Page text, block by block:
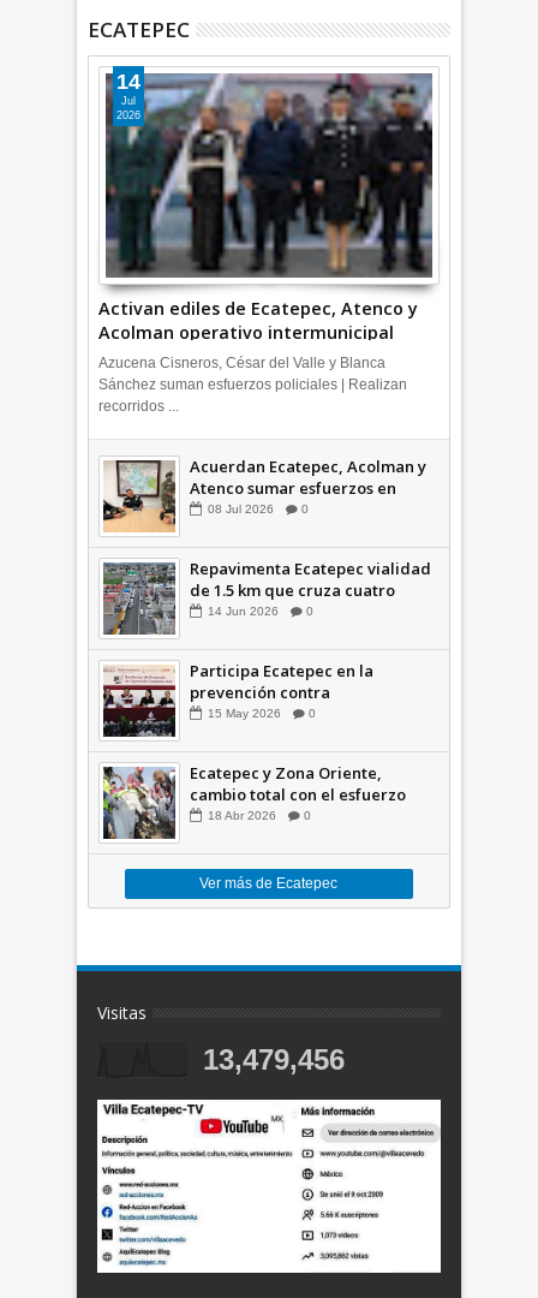
ECATEPEC
Activan ediles de Ecatepec, Atenco y
Acolman operativo intermunicipal
14
Jul
2026
Azucena Cisneros, César del Valle y Blanca
Sánchez suman esfuerzos policiales | Realizan
recorridos ...
Acuerdan Ecatepec, Acolman y
Atenco sumar esfuerzos en
seguridad
08 Jul 2026 0
Repavimenta Ecatepec vialidad
de 1.5 km que cruza cuatro
comunidades +Video
14 Jun 2026 0
Participa Ecatepec en la
prevención contra
inundaciones en el Valle de
15 May 2026 0
Ecatepec y Zona Oriente,
cambio total con el esfuerzo
conjunto: Azucena; retiran 21
18 Abr 2026 0
Ver más de Ecatepec
Visitas
13,479,456